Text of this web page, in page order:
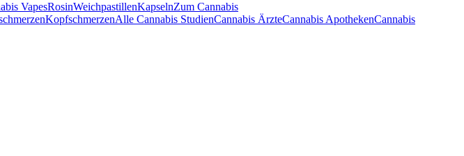
VapesRosinWeichpastillenKapselnZum Cannabis
KopfschmerzenAlle Cannabis StudienCannabis ÄrzteCannabis ApothekenCannabis